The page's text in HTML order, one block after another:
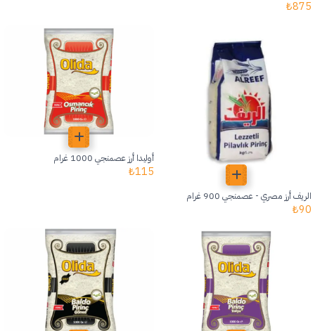
875
₺
الريف أرز مصري - عصمنجي 900 غرام
90
₺
أوليدا أرز عصمنجي 1000 غرام
115
₺